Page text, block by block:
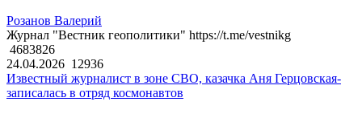
Розанов Валерий
Журнал "Вестник геополитики" https://t.me/vestnikg
4683826
24.04.2026 12936
Известный журналист в зоне СВО, казачка Аня Герцовская-
записалась в отряд космонавтов